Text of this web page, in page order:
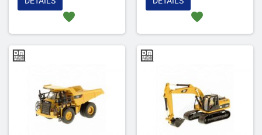
favorite favorite